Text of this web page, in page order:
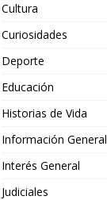
Cultura
Curiosidades
Deporte
Educación
Historias de Vida
Información General
Interés General
Judiciales